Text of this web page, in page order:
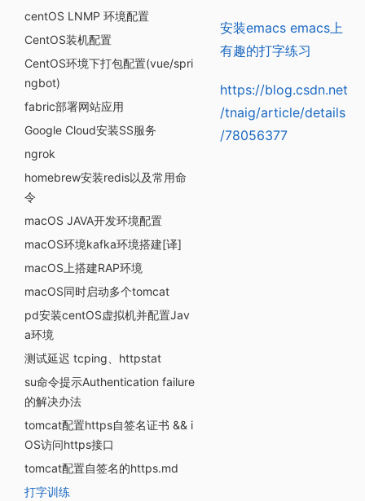
centOS LNMP 环境配置
CentOS装机配置
CentOS环境下打包配置(vue/spri
ngbot)
fabric部署网站应用
Google Cloud安装SS服务
ngrok
homebrew安装redis以及常用命
令
macOS JAVA开发环境配置
macOS环境kafka环境搭建[译]
macOS上搭建RAP环境
macOS同时启动多个tomcat
pd安装centOS虚拟机并配置Jav
a环境
测试延迟 tcping、httpstat
su命令提示Authentication failure
的解决办法
tomcat配置https自签名证书 && i
OS访问https接口
tomcat配置自签名的https.md
打字训练
安装emacs emacs上
有趣的打字练习
https://blog.csdn.net
/tnaig/article/details
/78056377